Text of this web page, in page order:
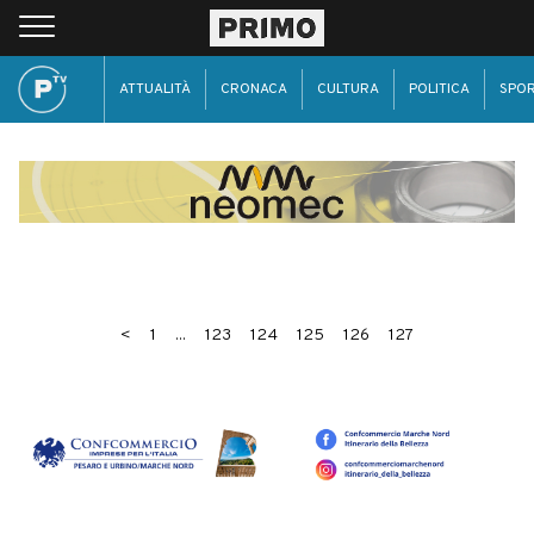
ATTUALITÀ CRONACA CULTURA POLITICA
< 1 ... 123 124 125 126 127